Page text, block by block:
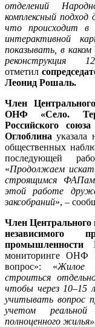
отделений
комплексный
что происходит в
интерактивной
показывать, в
реконструкция
отметил
Леонид Рошаль.
Член
ОНФ «Село.
Российского
Оглоблина указала
общественных
последующей
«Продолжаем
строящимся ФАПам,
этой работе
заксобраний», –
Член Центрального
независимого
промышленности
мониторинге ОНФ
вопрос»: «Жилое
строиться
чтобы через 10–15
учитывать вопрос
учетом
полноценного